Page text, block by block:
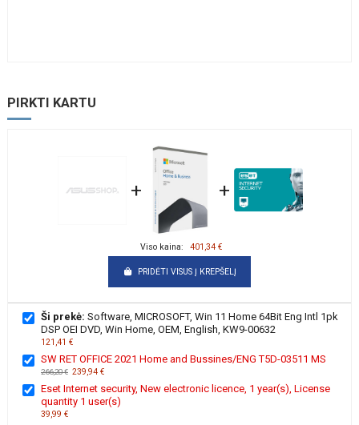
PIRKTI KARTU
+ +
Viso kaina: 401,34 €
PRIDĖTI VISUS Į KREPŠELĮ
Ši prekė: Software, MICROSOFT, Win 11 Home 64Bit Eng Intl 1pk
DSP OEI DVD, Win Home, OEM, English, KW9-00632
121,41 €
SW RET OFFICE 2021 Home and Bussines/ENG T5D-03511 MS
266,20 € 239,94 €
Eset Internet security, New electronic licence, 1 year(s), License
quantity 1 user(s)
39,99 €